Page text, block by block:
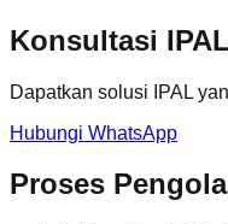
Konsultasi
Dapatkan solusi IPAL
Hubungi WhatsApp
Proses